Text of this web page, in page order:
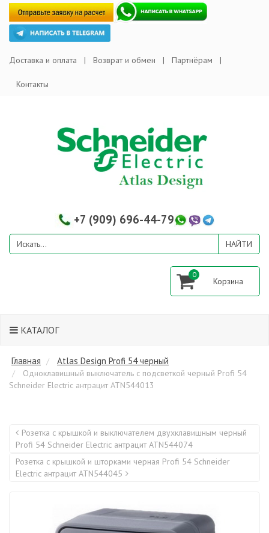
Доставка и оплата Возврат и обмен Партнёрам
Контакты
+7 (909) 696-44-79
0
КАТАЛОГ
Главная Atlas Design Profi 54 черный
Одноклавишный выключатель с подсветкой черный Profi 54
Schneider Electric антрацит ATN544013
Розетка с крышкой и выключателем двухклавишным черный
Profi 54 Schneider Electric антрацит ATN544074
Розетка с крышкой и шторками черная Profi 54 Schneider
Electric антрацит ATN544045